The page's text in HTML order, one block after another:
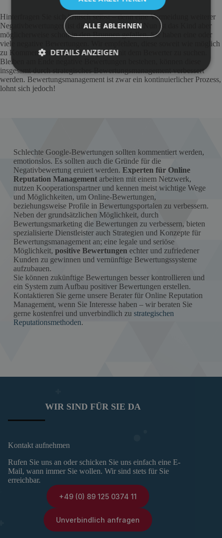
Hinterfragen Sie sich kritisch selbst – denn eine Vermeidung weiterer
Negativbewertungen ist die beste Prävention. Nun ist das Kind aber
möglicherweise schon in den Brunnen gefallen, Sie haben eine oder
viele negative Bewertungen. Wir empfehlen, diese soweit wie möglich
zu Kommentieren und das Gespräch mit dem Bewerter zu suchen.
Bleiben am Ende negative Bewertungen bestehen, können diese
insgesamt durch strategisches Bewertungsmanagement verbessert
werden. Bewertungsmanagement ist zwar ein kontinuierlicher Prozess,
lohnt sich jedoch!
Schlechte Google-Bewertungen sollten kommentiert werden,
emotionslos. Es sollten auch die Gründe für die
Negativbewertung eruiert werden. Experten für Online
Reputation Managementarbeiten mit einem Netzwerk,
nutzen Kooperationspartner und kennen meist wichtige Wege
und Möglichkeiten, um Online-Bewertungen,
beziehungsweise Profile in Bewertungsportalen zu verbessern.
Neben der grundsätzlichen Möglichkeit, durch
Bewertungsmarketing die Bewertungen zu verbessern, bieten
spezialisierte Dienstleister auch Strategien und Konzepte für
Bewertungsmanagement an; eine legale und seriöse
Möglichkeit, positive Bewertungen echter und zufriedener
Kunden zu gewinnen und vernünftige Bewertungssysteme
aufzubauen.
Sie können zukünftige Bewertungen besser kontrollieren und
ein System zum Aufbau positiver Bewertungen erstellen.
Kontaktieren Sie gerne unsere Berater für Online Reputation
Management, wenn Sie Interesse haben – wir beraten Sie
gerne kostenfrei und unverbindlich zu strategischen
Reputationsmethoden.
WIR SIND FÜR SIE DA
Kontakt aufnehmen
Rufen Sie uns an oder schicken Sie uns einfach eine E-
Mail, wann immer Sie wollen. Wir sind stets für Sie
erreichbar.
+49 (0) 89 125 0374 11
Unverbindlich anfragen
ALLE ABLEHNEN
DETAILS ANZEIGEN